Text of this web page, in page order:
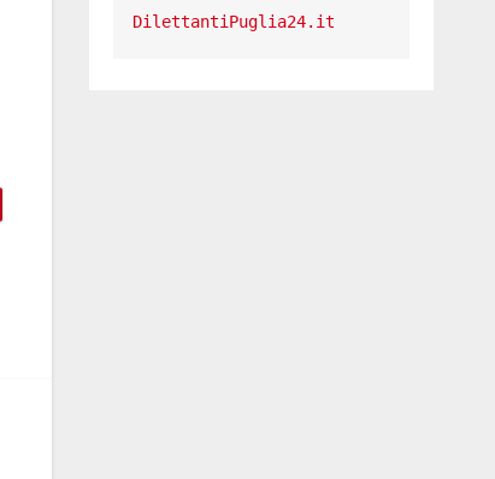
DilettantiPuglia24.it